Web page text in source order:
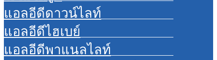
แอลอีดีดาวน์ไลท์
แอลอีดีไฮเบย์
แอลอีดีพาแนลไลท์